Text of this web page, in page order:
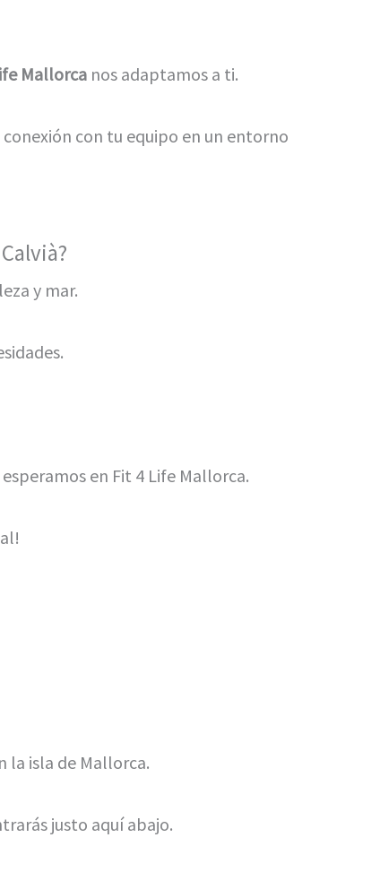
Mallorca nos adaptamos a ti.
con tu equipo en un entorno
y mar.
en Fit 4 Life Mallorca.
la isla de Mallorca.
justo aquí abajo.